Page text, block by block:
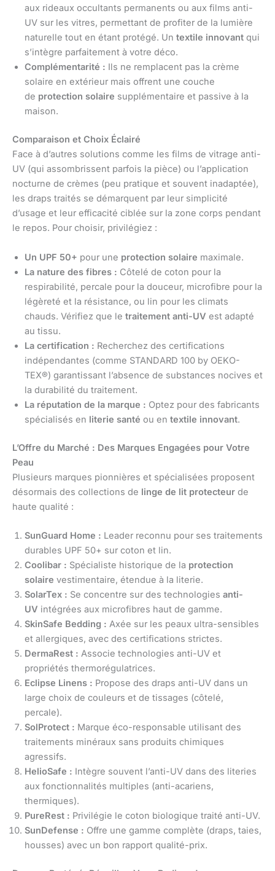
aux rideaux occultants permanents ou aux films anti-
UV sur les vitres, permettant de profiter de la lumière
naturelle tout en étant protégé. Un textile innovant qui
s’intègre parfaitement à votre déco.
Complémentarité : Ils ne remplacent pas la crème
solaire en extérieur mais offrent une couche
de protection solaire supplémentaire et passive à la
maison.
Comparaison et Choix Éclairé
Face à d’autres solutions comme les films de vitrage anti-
UV (qui assombrissent parfois la pièce) ou l’application
nocturne de crèmes (peu pratique et souvent inadaptée),
les draps traités se démarquent par leur simplicité
d’usage et leur efficacité ciblée sur la zone corps pendant
le repos. Pour choisir, privilégiez :
Un UPF 50+ pour une protection solaire maximale.
La nature des fibres : Côtelé de coton pour la
respirabilité, percale pour la douceur, microfibre pour la
légèreté et la résistance, ou lin pour les climats
chauds. Vérifiez que le traitement anti-UV est adapté
au tissu.
La certification : Recherchez des certifications
indépendantes (comme STANDARD 100 by OEKO-
TEX®) garantissant l’absence de substances nocives et
la durabilité du traitement.
La réputation de la marque : Optez pour des fabricants
spécialisés en literie santé ou en textile innovant.
L’Offre du Marché : Des Marques Engagées pour Votre
Peau
Plusieurs marques pionnières et spécialisées proposent
désormais des collections de linge de lit protecteur de
haute qualité :
SunGuard Home : Leader reconnu pour ses traitements
durables UPF 50+ sur coton et lin.
Coolibar : Spécialiste historique de la protection
solaire vestimentaire, étendue à la literie.
SolarTex : Se concentre sur des technologies anti-
UV intégrées aux microfibres haut de gamme.
SkinSafe Bedding : Axée sur les peaux ultra-sensibles
et allergiques, avec des certifications strictes.
DermaRest : Associe technologies anti-UV et
propriétés thermorégulatrices.
Eclipse Linens : Propose des draps anti-UV dans un
large choix de couleurs et de tissages (côtelé,
percale).
SolProtect : Marque éco-responsable utilisant des
traitements minéraux sans produits chimiques
agressifs.
HelioSafe : Intègre souvent l’anti-UV dans des literies
aux fonctionnalités multiples (anti-acariens,
thermiques).
PureRest : Privilégie le coton biologique traité anti-UV.
SunDefense : Offre une gamme complète (draps, taies,
housses) avec un bon rapport qualité-prix.